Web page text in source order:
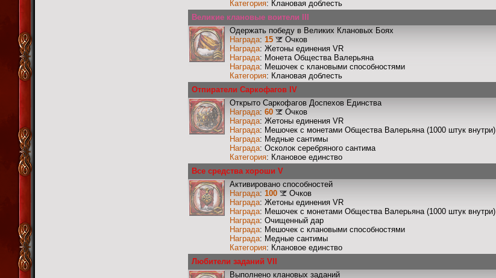
Категория: Клановая доблесть
Великие клановые воители III
Одержать победу в Великих Клановых Боях
Награда: 15
Очков
Награда: Жетоны единения VR
Награда: Монета Общества Валерьяна
Награда: Мешочек с клановыми способностями
Категория: Клановая доблесть
Отпиратели Саркофагов IV
Открыто Саркофагов Доспехов Единства
Награда: 60
Очков
Награда: Жетоны единения VR
Награда: Мешочек с монетами Общества Валерьяна (1000 штук внутри)
Награда: Медные сантимы
Награда: Осколок серебряного сантима
Категория: Клановое единство
Все средства хороши V
Активировано способностей
Награда: 100
Очков
Награда: Жетоны единения VR
Награда: Мешочек с монетами Общества Валерьяна (1000 штук внутри)
Награда: Очищенный дар
Награда: Мешочек с клановыми способностями
Награда: Медные сантимы
Категория: Клановое единство
Любители заданий VII
Выполнено клановых заданий